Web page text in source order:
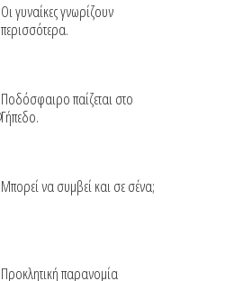
Οι γυναίκες γνωρίζουν
περισσότερα.
Ποδόσφαιρο παίζεται στο
Γήπεδο.
Μπορεί να συμβεί και σε σένα;
Προκλητική παρανομία